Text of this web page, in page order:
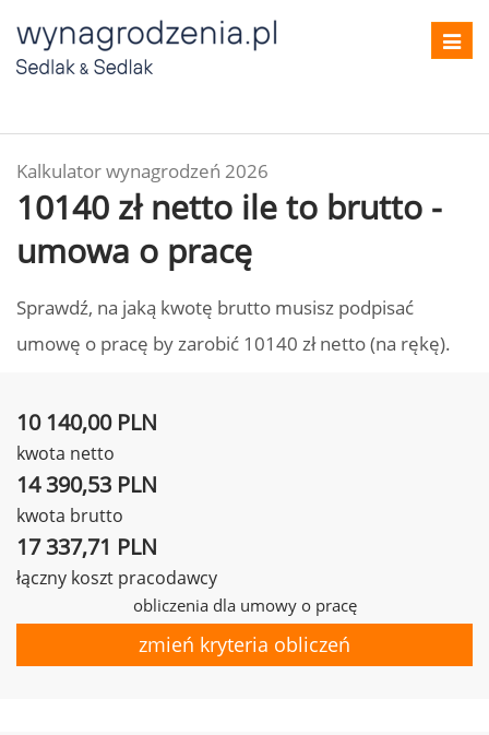
Kalkulator wynagrodzeń 2026
10140 zł netto ile to brutto -
umowa o pracę
Sprawdź, na jaką kwotę brutto musisz podpisać
umowę o pracę by zarobić 10140 zł netto (na rękę).
10 140,00 PLN
kwota netto
14 390,53 PLN
kwota brutto
17 337,71 PLN
łączny koszt pracodawcy
obliczenia dla umowy o pracę
zmień kryteria obliczeń